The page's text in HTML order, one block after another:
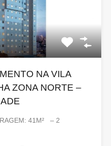
NA VILA
ZONA NORTE –
41M² – 2